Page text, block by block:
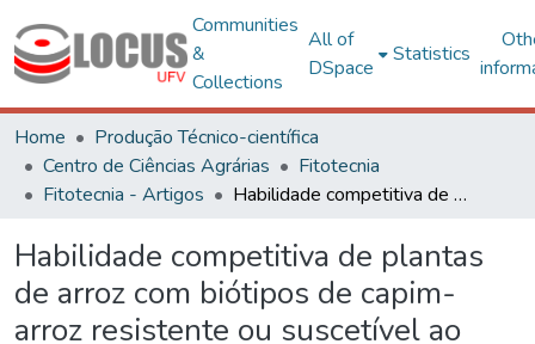
Communities
&
Collections
All of
DSpace
Statistics
Home
Produção Técnico-científica
Centro de Ciências Agrárias
Fitotecnia
Fitotecnia - Artigos
Habilidade competitiva de plantas de arroz com biótipos de capim-arroz resistente ou suscetível ao quinclorac
Habilidade competitiva de plantas
de arroz com biótipos de capim-
arroz resistente ou suscetível ao